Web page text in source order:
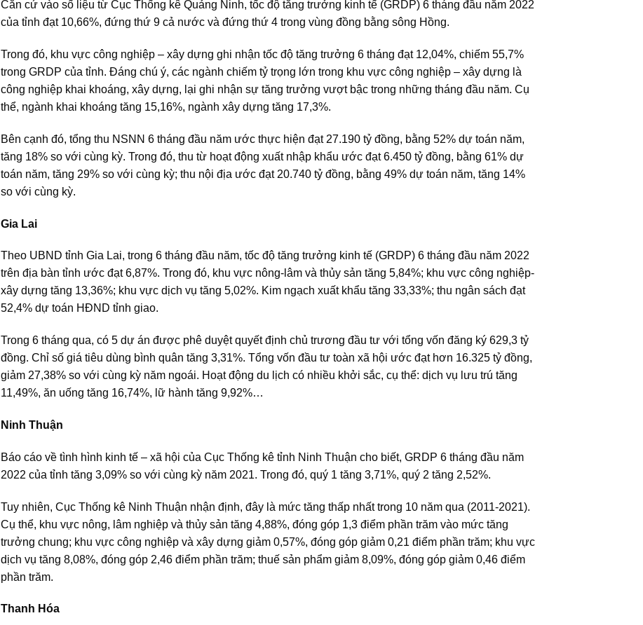
Căn cứ vào số liệu từ Cục Thống kê Quảng Ninh, tốc độ tăng trưởng kinh tế (GRDP) 6 tháng đầu năm 2022
của tỉnh đạt 10,66%, đứng thứ 9 cả nước và đứng thứ 4 trong vùng đồng bằng sông Hồng.
Trong đó, khu vực công nghiệp – xây dựng ghi nhận tốc độ tăng trưởng 6 tháng đạt 12,04%, chiếm 55,7%
trong GRDP của tỉnh. Đáng chú ý, các ngành chiếm tỷ trọng lớn trong khu vực công nghiệp – xây dựng là
công nghiệp khai khoáng, xây dựng, lại ghi nhận sự tăng trưởng vượt bậc trong những tháng đầu năm. Cụ
thể, ngành khai khoáng tăng 15,16%, ngành xây dựng tăng 17,3%.
Bên cạnh đó, tổng thu NSNN 6 tháng đầu năm ước thực hiện đạt 27.190 tỷ đồng, bằng 52% dự toán năm,
tăng 18% so với cùng kỳ. Trong đó, thu từ hoạt động xuất nhập khẩu ước đạt 6.450 tỷ đồng, bằng 61% dự
toán năm, tăng 29% so với cùng kỳ; thu nội địa ước đạt 20.740 tỷ đồng, bằng 49% dự toán năm, tăng 14%
so với cùng kỳ.
Gia Lai
Theo UBND tỉnh Gia Lai, trong 6 tháng đầu năm, tốc độ tăng trưởng kinh tế (GRDP) 6 tháng đầu năm 2022
trên địa bàn tỉnh ước đạt 6,87%. Trong đó, khu vực nông-lâm và thủy sản tăng 5,84%; khu vực công nghiệp-
xây dựng tăng 13,36%; khu vực dịch vụ tăng 5,02%. Kim ngạch xuất khẩu tăng 33,33%; thu ngân sách đạt
52,4% dự toán HĐND tỉnh giao.
Trong 6 tháng qua, có 5 dự án được phê duyệt quyết định chủ trương đầu tư với tổng vốn đăng ký 629,3 tỷ
đồng. Chỉ số giá tiêu dùng bình quân tăng 3,31%. Tổng vốn đầu tư toàn xã hội ước đạt hơn 16.325 tỷ đồng,
giảm 27,38% so với cùng kỳ năm ngoái. Hoạt động du lịch có nhiều khởi sắc, cụ thể: dịch vụ lưu trú tăng
11,49%, ăn uống tăng 16,74%, lữ hành tăng 9,92%…
Ninh Thuận
Báo cáo về tình hình kinh tế – xã hội của Cục Thống kê tỉnh Ninh Thuận cho biết, GRDP 6 tháng đầu năm
2022 của tỉnh tăng 3,09% so với cùng kỳ năm 2021. Trong đó, quý 1 tăng 3,71%, quý 2 tăng 2,52%.
Tuy nhiên, Cục Thống kê Ninh Thuận nhận định, đây là mức tăng thấp nhất trong 10 năm qua (2011-2021).
Cụ thể, khu vực nông, lâm nghiệp và thủy sản tăng 4,88%, đóng góp 1,3 điểm phần trăm vào mức tăng
trưởng chung; khu vực công nghiệp và xây dựng giảm 0,57%, đóng góp giảm 0,21 điểm phần trăm; khu vực
dịch vụ tăng 8,08%, đóng góp 2,46 điểm phần trăm; thuế sản phẩm giảm 8,09%, đóng góp giảm 0,46 điểm
phần trăm.
Thanh Hóa